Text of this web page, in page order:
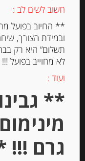
פסטה ביצים
מחיר ל 100 גרם: 18.80 ש"ח
חשוב לשים לב :
** החיוב בפועל
ובמידת הצורך,
תשלום” היא רק
לא מחוייב בפועל !!!
ועוד :
**
גרם !!!